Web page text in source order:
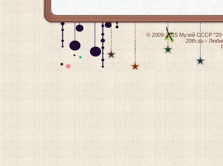
© 2009-2015 Музей СССР
20th.su ›